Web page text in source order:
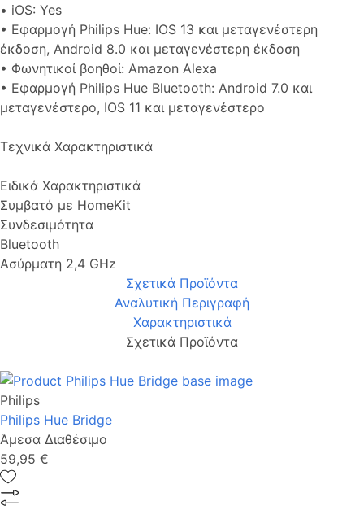
• iOS: Yes
• Εφαρμογή Philips Hue: IOS 13 και μεταγενέστερη
έκδοση, Android 8.0 και μεταγενέστερη έκδοση
• Φωνητικοί βοηθοί: Amazon Alexa
• Εφαρμογή Philips Hue Bluetooth: Android 7.0 και
μεταγενέστερο, IOS 11 και μεταγενέστερο
Τεχνικά Χαρακτηριστικά
Ειδικά Χαρακτηριστικά
Συμβατό με HomeKit
Συνδεσιμότητα
Bluetooth
Ασύρματη 2,4 GHz
Σχετικά Προϊόντα
Αναλυτική Περιγραφή
Χαρακτηριστικά
Σχετικά Προϊόντα
Philips
Philips Hue Bridge
Άμεσα Διαθέσιμο
59,95 €